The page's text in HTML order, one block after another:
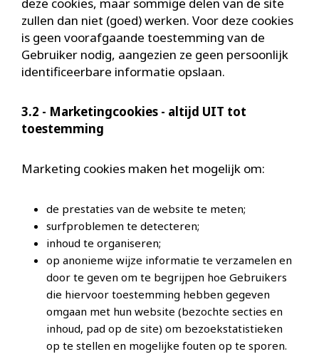
deze cookies, maar sommige delen van de site
zullen dan niet (goed) werken. Voor deze cookies
is geen voorafgaande toestemming van de
Gebruiker nodig, aangezien ze geen persoonlijk
identificeerbare informatie opslaan.
3.2 - Marketingcookies - altijd UIT tot
toestemming
Marketing cookies maken het mogelijk om:
de prestaties van de website te meten;
surfproblemen te detecteren;
inhoud te organiseren;
op anonieme wijze informatie te verzamelen en
door te geven om te begrijpen hoe Gebruikers
die hiervoor toestemming hebben gegeven
omgaan met hun website (bezochte secties en
inhoud, pad op de site) om bezoekstatistieken
op te stellen en mogelijke fouten op te sporen.